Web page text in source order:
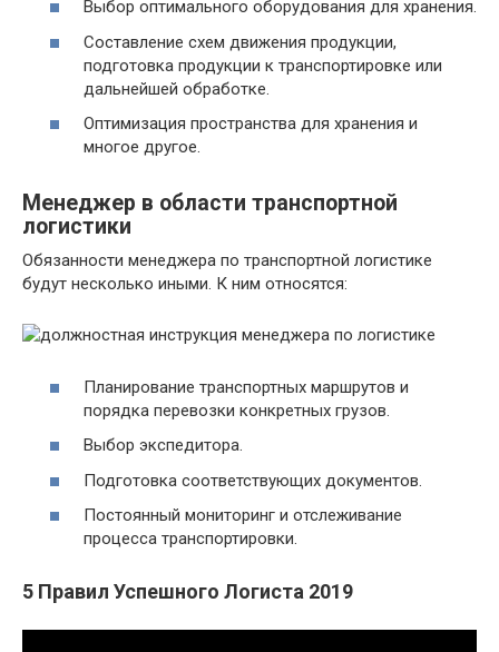
Выбор оптимального оборудования для хранения.
Составление схем движения продукции,
подготовка продукции к транспортировке или
дальнейшей обработке.
Оптимизация пространства для хранения и
многое другое.
Менеджер в области транспортной
логистики
Обязанности менеджера по транспортной логистике
будут несколько иными. К ним относятся:
Планирование транспортных маршрутов и
порядка перевозки конкретных грузов.
Выбор экспедитора.
Подготовка соответствующих документов.
Постоянный мониторинг и отслеживание
процесса транспортировки.
5 Правил Успешного Логиста 2019